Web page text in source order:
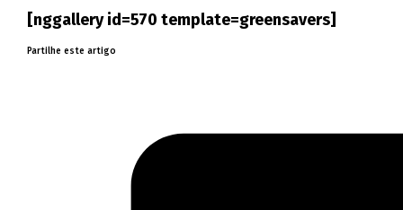
[nggallery id=570 template=greensavers]
Partilhe este artigo